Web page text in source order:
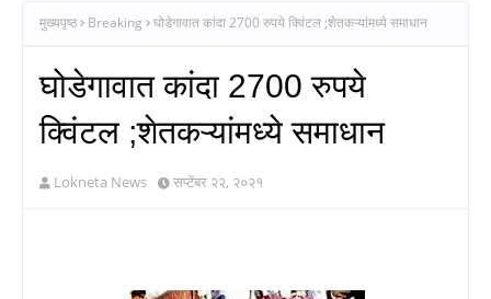
मुख्यपृष्ठ Breaking घोडेगावात कांदा 2700 रुपये क्विंटल ;शेतकऱ्यांमध्ये समाधान
घोडेगावात कांदा 2700 रुपये
क्विंटल ;शेतकऱ्यांमध्ये समाधान
Lokneta News सप्टेंबर २२, २०२१